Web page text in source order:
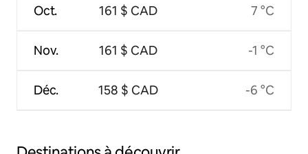
Oct.
Nov.
Déc.
161 $ CAD
161 $ CAD
158 $ CAD
7 °C
-1 °C
-6 °C